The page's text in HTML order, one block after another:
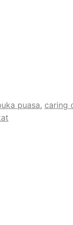
puasa, caring